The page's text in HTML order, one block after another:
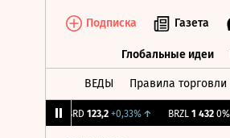
Подписка Газета
Глобальные идеи
ВЕДЫ Правила торговли
ABRD 123,2 +0,33%↑ BRZL 1 432 0%